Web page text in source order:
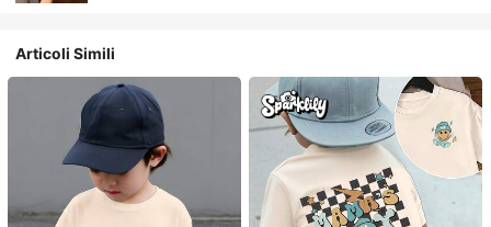
Articoli Simili